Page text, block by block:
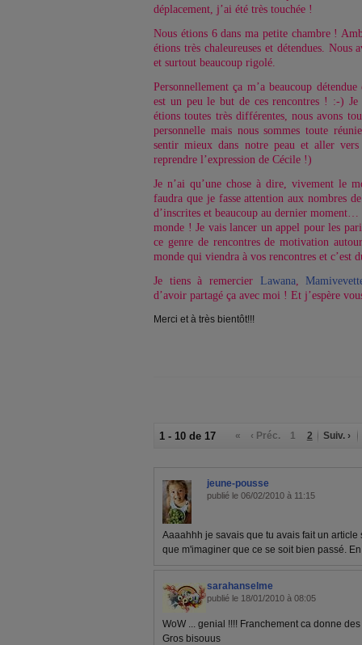
déplacement, j’ai été très touchée !
Nous étions 6 dans ma petite chambre !
étions très chaleureuses et détendues. Nous
et surtout beaucoup rigolé.
Personnellement ça m’a beaucoup
est un peu le but de ces rencontres ! :-) Je
étions toutes très différentes, nous avons
personnelle mais nous sommes toute
sentir mieux dans notre peau et aller
reprendre l’expression de Cécile !)
Je n’ai qu’une chose à dire, vivement le
faudra que je fasse attention aux nombres
d’inscrites et beaucoup au dernier
monde ! Je vais lancer un appel pour les
ce genre de rencontres de motivation
monde qui viendra à vos rencontres et c’est
Je tiens à remercier Lawana
d’avoir partagé ça avec moi ! Et j’espère
Merci et à très bientôt!!!
1 - 10 de 17 « ‹ Préc. 1 2 Suiv. ›
jeune-pousse
publié le 06/02/2010 à 11:15
Aaaahhh je savais que tu avais fait un
que m'imaginer que ce se soit bien passé.
sarahanselme
publié le 18/01/2010 à 08:05
WoW ... genial !!!! Franchement ca donne
Gros bisouus